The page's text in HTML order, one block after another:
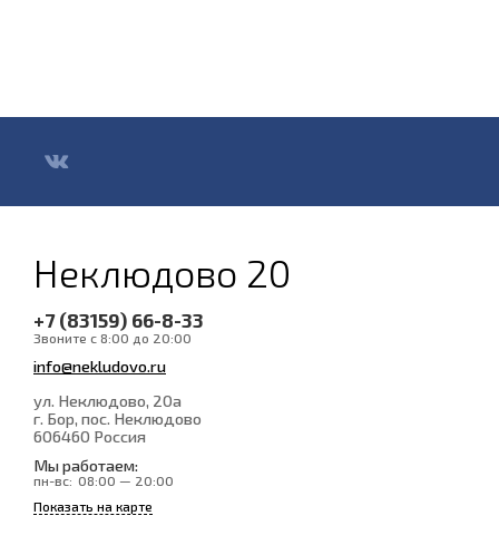
Неклюдово 20
+7 (83159) 66-8-33
Звоните с 8:00 до 20:00
info@nekludovo.ru
ул. Неклюдово, 20а
г. Бор, пос. Неклюдово
606460 Россия
Мы работаем:
пн-вс: 08:00 — 20:00
Показать на карте